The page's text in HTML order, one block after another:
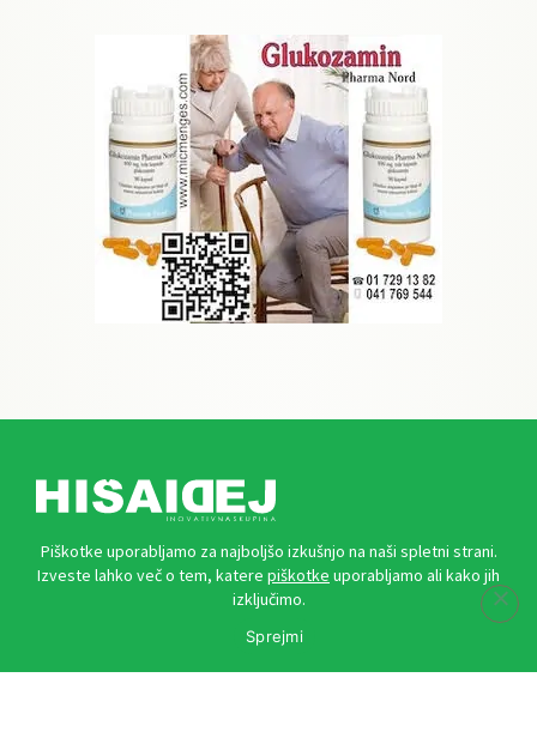
HIŠA IDEJ Inovativna skupina d. o. o.
Plečnikova ulica 7, 2000 Maribor
Piškotke uporabljamo za najboljšo izkušnjo na naši spletni strani.
Izveste lahko več o tem, katere piškotke uporabljamo ali kako jih
izključimo.
Sprejmi